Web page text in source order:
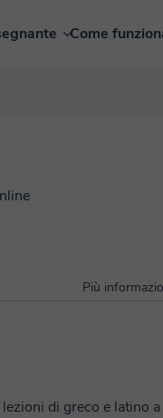
Come
Più
di greco e latino